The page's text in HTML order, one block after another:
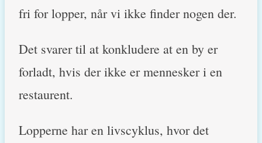
fri for lopper, når vi ikke finder nogen der.
Det svarer til at konkludere at en by er
forladt, hvis der ikke er mennesker i en
restaurent.
Lopperne har en livscyklus, hvor det